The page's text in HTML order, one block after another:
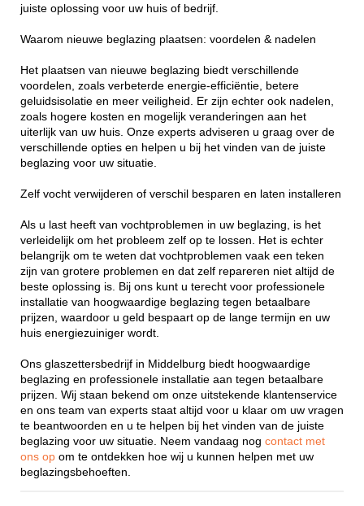
juiste oplossing voor uw huis of bedrijf.
Waarom nieuwe beglazing plaatsen: voordelen & nadelen
Het plaatsen van nieuwe beglazing biedt verschillende
voordelen, zoals verbeterde energie-efficiëntie, betere
geluidsisolatie en meer veiligheid. Er zijn echter ook nadelen,
zoals hogere kosten en mogelijk veranderingen aan het
uiterlijk van uw huis. Onze experts adviseren u graag over de
verschillende opties en helpen u bij het vinden van de juiste
beglazing voor uw situatie.
Zelf vocht verwijderen of verschil besparen en laten installeren
Als u last heeft van vochtproblemen in uw beglazing, is het
verleidelijk om het probleem zelf op te lossen. Het is echter
belangrijk om te weten dat vochtproblemen vaak een teken
zijn van grotere problemen en dat zelf repareren niet altijd de
beste oplossing is. Bij ons kunt u terecht voor professionele
installatie van hoogwaardige beglazing tegen betaalbare
prijzen, waardoor u geld bespaart op de lange termijn en uw
huis energiezuiniger wordt.
Ons glaszettersbedrijf in Middelburg biedt hoogwaardige
beglazing en professionele installatie aan tegen betaalbare
prijzen. Wij staan bekend om onze uitstekende klantenservice
en ons team van experts staat altijd voor u klaar om uw vragen
te beantwoorden en u te helpen bij het vinden van de juiste
beglazing voor uw situatie. Neem vandaag nog contact met
ons op om te ontdekken hoe wij u kunnen helpen met uw
beglazingsbehoeften.